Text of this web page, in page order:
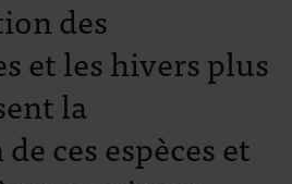
des
et les hivers plus
la
ces espèces et